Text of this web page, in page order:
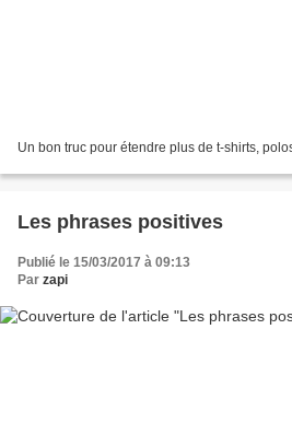
Un bon truc pour étendre plus de t-shirts,
Les phrases positives
Publié le 15/03/2017 à 09:13
Par zapi